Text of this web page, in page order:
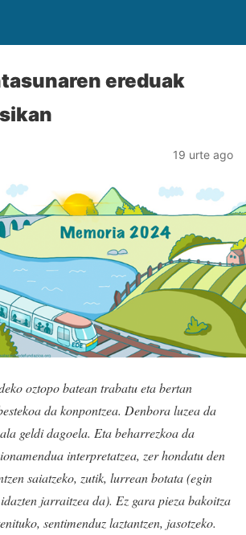
ereduak
19 urte ago
oztopo batean trabatu eta bertan
da konpontzea. Denbora luzea da
geldi dagoela. Eta beharrezkoa da
interpretatzea, zer hondatu den
saiatzeko, zutik, lurrean botata (egin
jarraitzea da). Ez gara pieza bakoitza
sentimenduz laztantzen, jasotzeko.